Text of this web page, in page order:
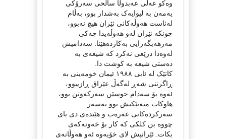
وەکو عەلی عەبدوڵا ساڵحی سەرۆکی
یەمەن بە لیوایەک بەشدار بوو، بەڵام
لەئاست هەوڵەکانی ئێران هیچ نەبوو،
چونکە ئێران لەو هەوڵەیدا چەکی
مەزهەبگەرایی بەکاردەهێنا. سەدامیش
لەوەدا درێغی نەکرد کە شیعەی بە
دەستی شیعە بە کوشت دا.
کاتێک لە ئابی ١٩٨٨ ئیمان خومەینی بە
ڕاگرتنی شەڕ لەگەڵ عێراق ڕازیبوو،
ئەوە بۆ سەدام حوسێن سەرکەوتن بوو،
هاوکات منەتێکیش بوو بەسەر
سەرکردەکانی عەرەب و هێندەی دی بای
چووە بن کلکی کە کار بۆ خەونەکەی
بکات. ئێرانیش لای خۆیەوە ئەو هەوڵانەی